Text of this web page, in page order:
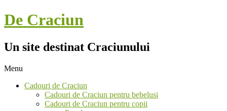
Skip
to
De Craciun
Un site destinat Craciunului
Navigation
Menu
Cadouri de Craciun
Cadouri de Craciun pentru bebelusi
Cadouri de Craciun pentru copii